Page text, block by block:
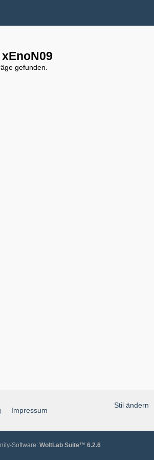
gefunden.
Stil ändern
Impressum
Software: WoltLab Suite™ 6.2.6